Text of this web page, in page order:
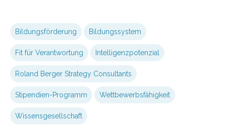
Bildungsförderung Bildungssystem
Fit für Verantwortung Intelligenzpotenzial
Roland Berger Strategy Consultants
Stipendien-Programm Wettbewerbsfähigkeit
Wissensgesellschaft